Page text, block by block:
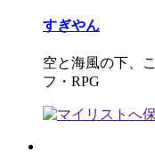
すぎやん
空と海風の下、
フ・RPG